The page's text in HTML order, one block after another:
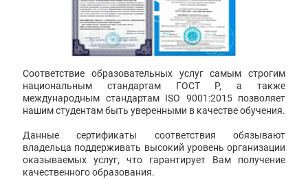
Соответствие образовательных услуг самым строгим
национальным стандартам ГОСТ Р, а также
международным стандартам ISO 9001:2015 позволяет
нашим студентам быть уверенными в качестве обучения.
Данные сертификаты соответствия обязывают
владельца поддерживать высокий уровень организации
оказываемых услуг, что гарантирует Вам получение
качественного образования.